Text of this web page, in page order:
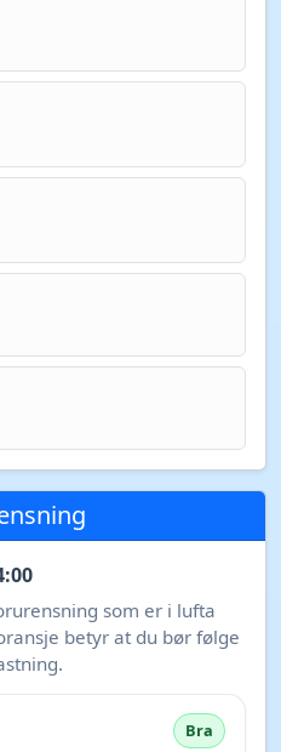
som er i lufta
betyr at du bør følge
Bra